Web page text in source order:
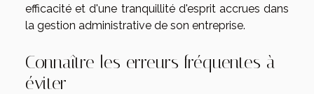
efficacité et d'une tranquillité d'esprit accrues dans
la gestion administrative de son entreprise.
Connaître les erreurs fréquentes à
éviter